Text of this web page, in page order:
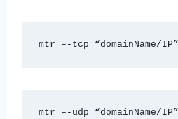
mtr –-tcp “domainName/IP”
mtr –-udp “domainName/IP”